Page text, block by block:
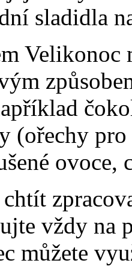
sladidla
Velikonoc
(ořechy
vždy na
můžete